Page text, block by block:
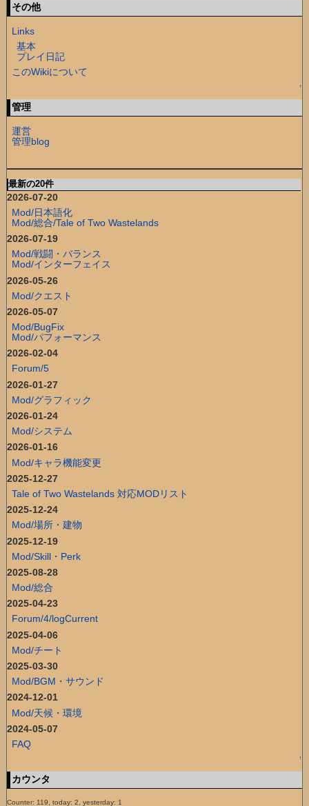
その他
Links
基本
プレイ日記
このWikiについて
↑
管理
運営
管理blog
最新の20件
2026-07-20
Mod/日本語化
Mod/総合/Tale of Two Wastelands
2026-07-19
Mod/戦闘・バランス
Mod/インターフェイス
2026-05-26
Mod/クエスト
2026-05-07
Mod/BugFix
Mod/パフォーマンス
2026-02-04
Forum/5
2026-01-27
Mod/グラフィック
2026-01-24
Mod/システム
2026-01-16
Mod/キャラ機能変更
2025-12-27
Tale of Two Wastelands 対応MODリスト
2025-12-24
Mod/場所・建物
2025-12-19
Mod/Skill・Perk
2025-08-28
Mod/総合
2025-04-23
Forum/4/logCurrent
2025-04-06
Mod/チート
2025-03-30
Mod/BGM・サウンド
2024-12-01
Mod/天候・環境
2024-05-07
FAQ
↑
カウンタ
Counter: 119, today: 2, yesterday: 1